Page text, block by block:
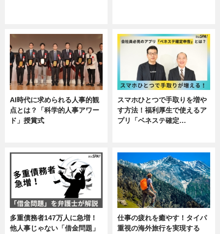
AI時代に求められる人事的観
点とは？「科学的人事アワー
ド」授賞式
スマホひとつで手取りを増や
す方法！福利厚生で使えるア
プリ「ベネステ確定…
多重債務者147万人に急増！
他人事じゃない「借金問題」
仕事の疲れを癒やす！タイパ
重視の海外旅行を実現する